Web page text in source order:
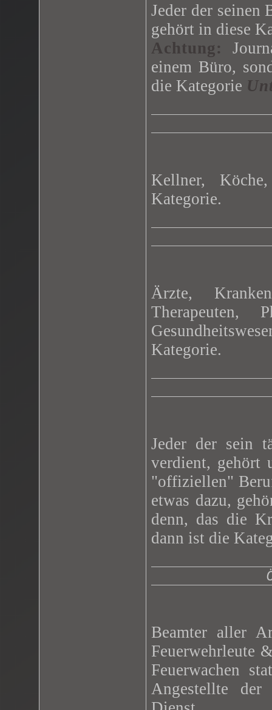
Jeder der seinen
gehört in diese
Achtung:
einem Büro,
die Kategorie
Kellner,
Kategorie.
Ärzte,
Therapeuten,
Kategorie.
Jeder der sein
verdient, gehört
"offiziellen"
etwas dazu,
denn, das die
dann ist die
Beamter aller
Feuerwehrleute
Feuerwachen
Angestellte